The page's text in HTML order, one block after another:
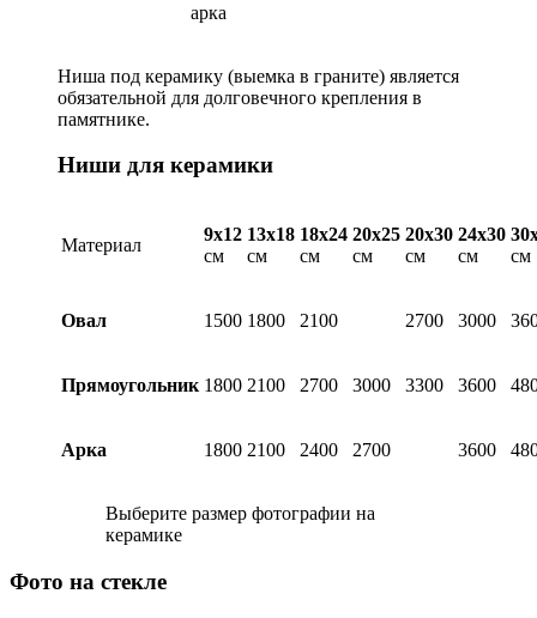
арка
Ниша под керамику (выемка в граните) является
обязательной для долговечного крепления в
памятнике.
Ниши для керамики
Материал
9х12
см
13х18
см
18х24
см
20х25
см
20х30
см
24х30
см
см
Овал 1500 1800 2100 2700 3000
Прямоугольник 1800 2100 2700 3000 3300 3600
Арка 1800 2100 2400 2700 3600
Выберите размер фотографии на
керамике
Фото на стекле